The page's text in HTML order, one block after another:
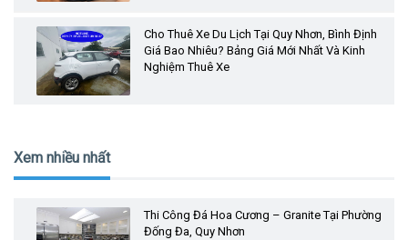
Cho Thuê Xe Du Lịch Tại Quy Nhơn, Bình Định
Giá Bao Nhiêu? Bảng Giá Mới Nhất Và Kinh
Nghiệm Thuê Xe
Xem nhiều nhất
Thi Công Đá Hoa Cương – Granite Tại Phường
Đống Đa, Quy Nhơn